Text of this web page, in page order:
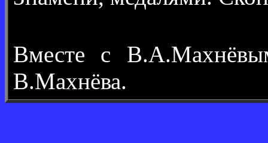
Вместе с
В.Махнёва.